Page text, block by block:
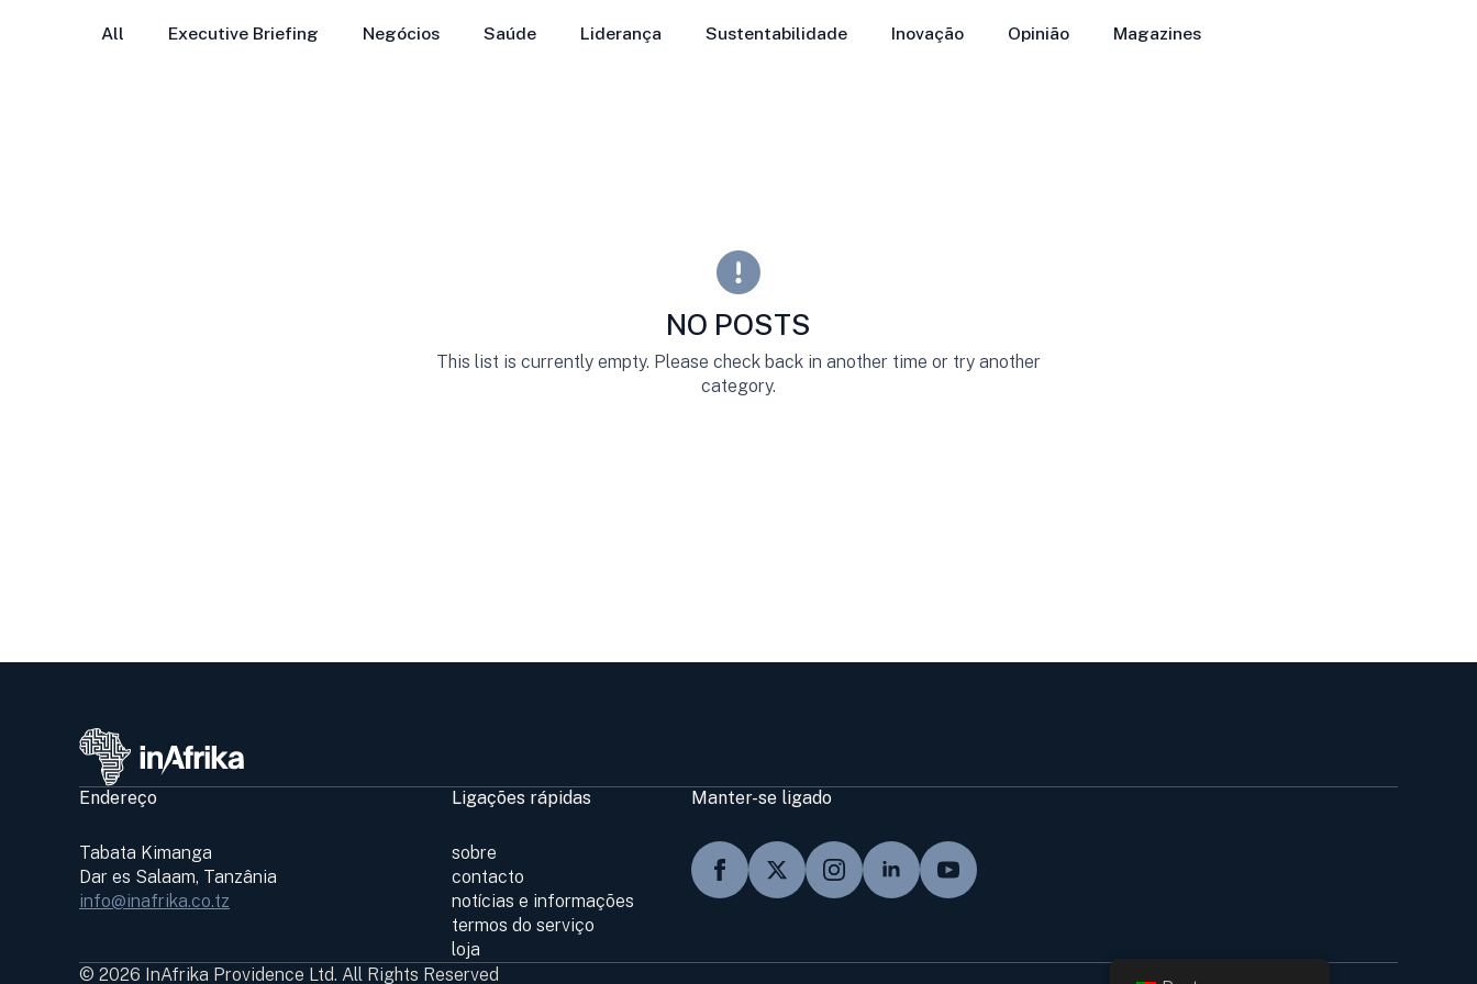
All Executive Briefing Negócios Saúde Liderança Sustentabilidade Inovação Opinião Magazines
NO POSTS
This list is currently empty. Please check back in another time or try another
category.
Endereço
Tabata Kimanga
Dar es Salaam, Tanzânia
info@inafrika.co.tz
Ligações rápidas
sobre
contacto
notícias e informações
termos do serviço
loja
Manter-se ligado
© 2026 InAfrika Providence Ltd. All Rights Reserved